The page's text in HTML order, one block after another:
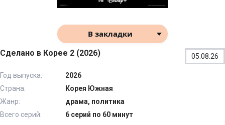
В закладки
Сделано в Корее 2 (2026) 05.08.26
Год выпуска:
2026
Страна:
Корея Южная
Жанр:
драма, политика
Всего серий:
6 серий по 60 минут